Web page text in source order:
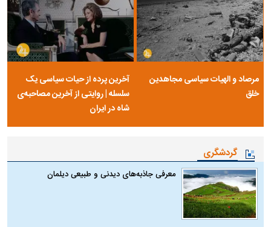
مرصاد و الهیات سیاسی مجاهدین
خلق
آخرین پرده از حیات سیاسی یک
سلسله | روایتی از آخرین مصاحبه‌ی
شاه در ایران
گردشگری
معرفی جاذبه‌های دیدنی و طبیعی دیلمان